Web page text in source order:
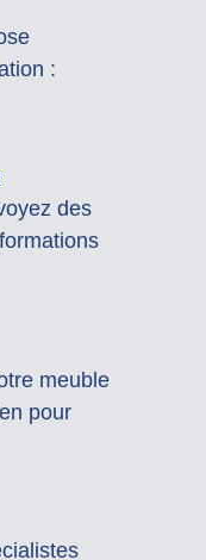
:
des
meuble
pour